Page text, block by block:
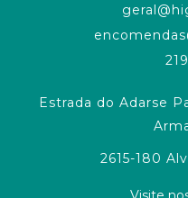
Estrada do Adarse
2615-180